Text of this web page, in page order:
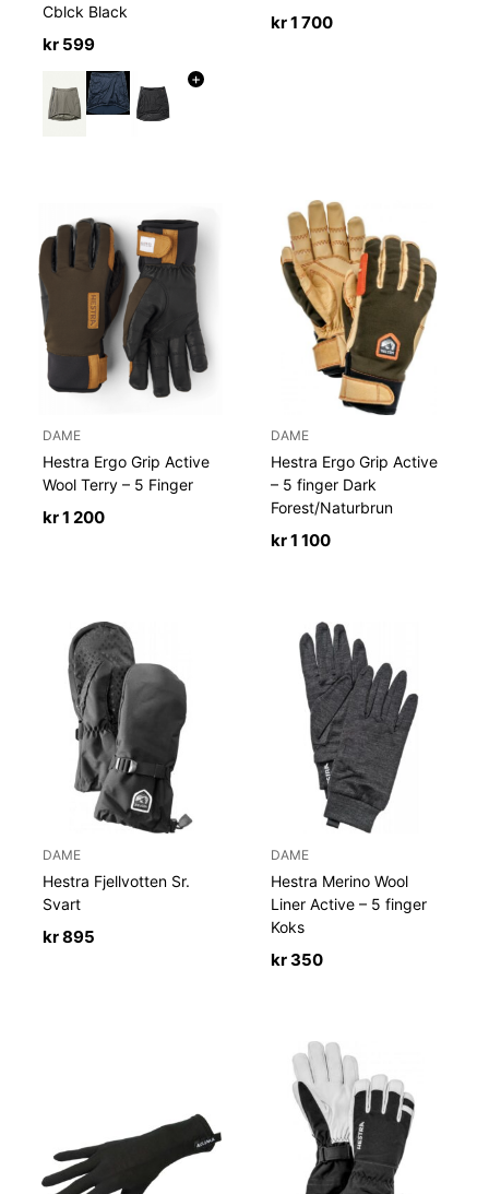
Cblck Black
kr 599
+
kr1 700
DAME
Hestra Ergo Grip Active
Wool Terry – 5 Finger
kr1 200
DAME
Hestra Ergo Grip Active
– 5 finger Dark
Forest/Naturbrun
kr1 100
DAME
Hestra Fjellvotten Sr.
Svart
kr895
DAME
Hestra Merino Wool
Liner Active – 5 finger
Koks
kr350